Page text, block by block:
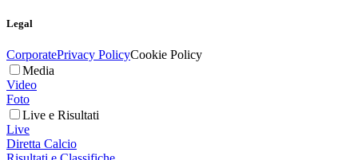
Legal
CorporatePrivacy PolicyCookie Policy
Media
Video
Foto
Live e Risultati
Live
Diretta Calcio